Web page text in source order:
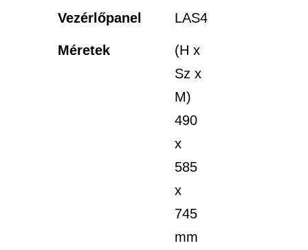
Vezérlőpanel LAS4
Méretek
(H x
Sz x
M)
490
x
585
x
745
mm